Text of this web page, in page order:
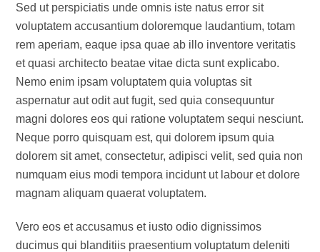
Sed ut perspiciatis unde omnis iste natus error sit
voluptatem accusantium doloremque laudantium, totam
rem aperiam, eaque ipsa quae ab illo inventore veritatis
et quasi architecto beatae vitae dicta sunt explicabo.
Nemo enim ipsam voluptatem quia voluptas sit
aspernatur aut odit aut fugit, sed quia consequuntur
magni dolores eos qui ratione voluptatem sequi nesciunt.
Neque porro quisquam est, qui dolorem ipsum quia
dolorem sit amet, consectetur, adipisci velit, sed quia non
numquam eius modi tempora incidunt ut labour et dolore
magnam aliquam quaerat voluptatem.
Vero eos et accusamus et iusto odio dignissimos
ducimus qui blanditiis praesentium voluptatum deleniti